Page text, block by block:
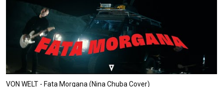
VON WELT - Fata Morgana (Nina Chuba Cover)